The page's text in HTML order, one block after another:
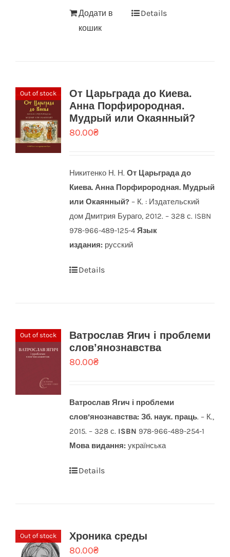
Додати в
кошик
Details
Out of stock
От Царьграда до Киева.
Анна Порфирородная.
Мудрый или Окаянный?
80.00₴
Никитенко Н. Н. От Царьграда до
Киева. Анна Порфирородная. Мудрый
или Окаянный?– К. : Издательский
дом Дмитрия Бураго, 2012. – 328 с. ISBN
978-966-489-125-4 Язык
издания: русский
Details
Out of stock
Ватрослав Ягич і проблеми
слов’янознавства
80.00₴
Ватрослав Ягич і проблеми
слов’янознавства: Зб. наук. праць. – К.,
2015. – 328 с. ISBN 978-966-489-254-1
Мова видання: українська
Details
Out of stock
Хроника среды
80.00₴